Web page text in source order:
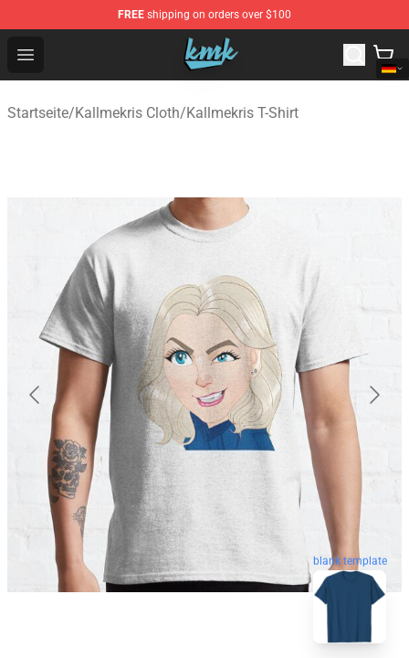
FREE shipping on orders over $100
Open menu
KallMeKris Store - Official KallMeKris Merchandise Shop
Startseite/Kallmekris Cloth/Kallmekris T-Shirt
blank template